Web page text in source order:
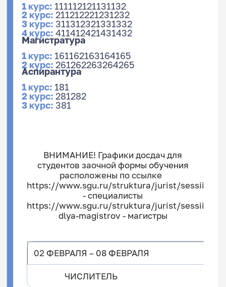
1 курс: 111112121131132
2 курс: 211212221231232
3 курс: 311312321331332
4 курс: 411412421431432
Магистратура
1 курс: 161162163164165
2 курс: 261262263264265
Аспирантура
1 курс: 181
2 курс: 281282
3 курс: 381
2 курс: 213
3 курс: 313341
4 курс:413441
513541
6 курс: 613641
1 курс:161162163164165166
261262263264265
1 курс:111151171
2 курс: 211251271
3 курс:311351371
4 курс: 411451471
5 курс:511551571
1 курс: 170
270
ВНИМАНИЕ! Графики досдач для
студентов заочной формы обучения
расположены по ссылке
https://www.sgu.ru/struktura/jurist/sessii
- специалисты
https://www.sgu.ru/struktura/jurist/sessii-
dlya-magistrov - магистры
02 ФЕВРАЛЯ – 08 ФЕВРАЛЯ
ЧИСЛИТЕЛЬ